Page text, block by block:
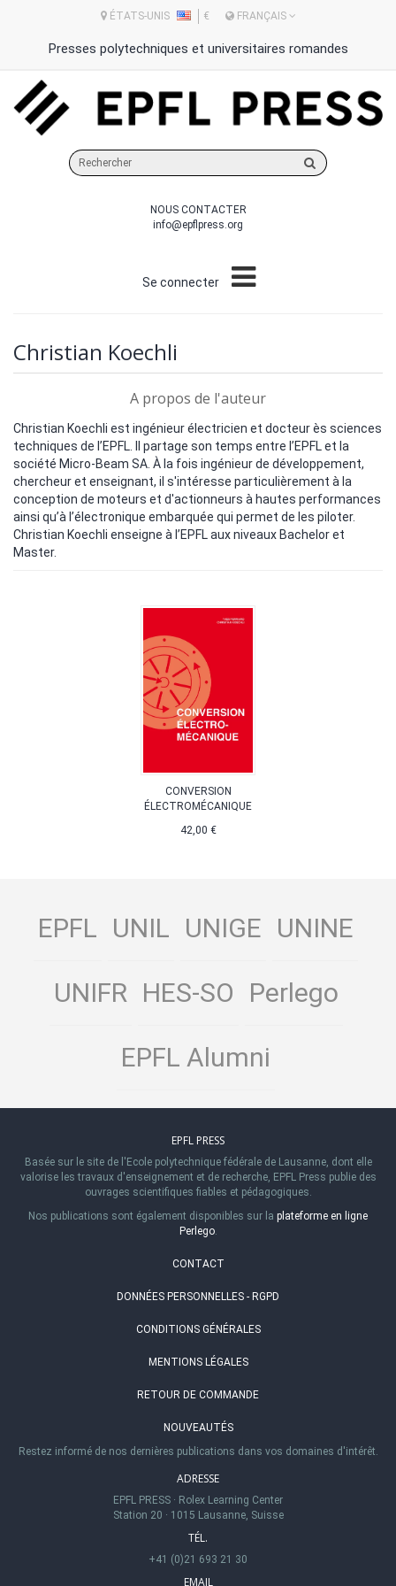
ÉTATS-UNIS € FRANÇAIS
Presses polytechniques et universitaires romandes
sur
site
NOUS CONTACTER
info@epflpress.org
Se connecter
Christian Koechli
A propos de l'auteur
Christian Koechli est ingénieur électricien et docteur ès sciences
techniques de l’EPFL. Il partage son temps entre l’EPFL et la
société Micro-Beam SA. À la fois ingénieur de développement,
chercheur et enseignant, il s'intéresse particulièrement à la
conception de moteurs et d'actionneurs à hautes performances
ainsi qu’à l’électronique embarquée qui permet de les piloter.
Christian Koechli enseigne à l’EPFL aux niveaux Bachelor et
Master.
CONVERSION
ÉLECTROMÉCANIQUE
42,00 €
EPFL UNIL UNIGE UNINE
UNIFR HES-SO Perlego
EPFL Alumni
EPFL PRESS
Basée sur le site de l'Ecole polytechnique fédérale de Lausanne, dont elle
valorise les travaux d'enseignement et de recherche, EPFL Press publie des
ouvrages scientifiques fiables et pédagogiques.
Nos publications sont également disponibles sur la plateforme en ligne
Perlego.
CONTACT
DONNÉES PERSONNELLES - RGPD
CONDITIONS GÉNÉRALES
MENTIONS LÉGALES
RETOUR DE COMMANDE
NOUVEAUTÉS
Restez informé de nos dernières publications dans vos domaines d'intérêt.
ADRESSE
EPFL PRESS · Rolex Learning Center
Station 20 · 1015 Lausanne, Suisse
TÉL.
+41 (0)21 693 21 30
EMAIL